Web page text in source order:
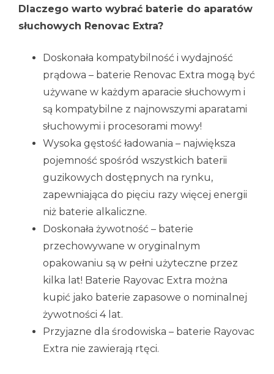
Dlaczego warto wybrać baterie do aparatów
słuchowych Renovac Extra?
Doskonała kompatybilność i wydajność
prądowa – baterie Renovac Extra mogą być
używane w każdym aparacie słuchowym i
są kompatybilne z najnowszymi aparatami
słuchowymi i procesorami mowy!
Wysoka gęstość ładowania – największa
pojemność spośród wszystkich baterii
guzikowych dostępnych na rynku,
zapewniająca do pięciu razy więcej energii
niż baterie alkaliczne.
Doskonała żywotność – baterie
przechowywane w oryginalnym
opakowaniu są w pełni użyteczne przez
kilka lat! Baterie Rayovac Extra można
kupić jako baterie zapasowe o nominalnej
żywotności 4 lat.
Przyjazne dla środowiska – baterie Rayovac
Extra nie zawierają rtęci.